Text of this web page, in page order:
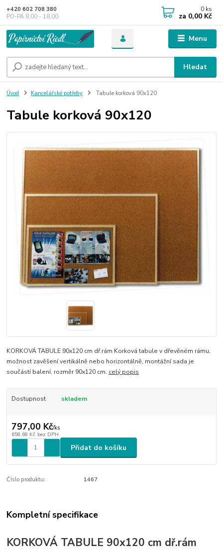
Menu
Hledat
+420 602 708 380
PO-PÁ 8,00 - 18,00
0 ks
za 0,00 Kč
Úvod Kancelářské potřeby Tabule korková 90x120
Tabule korková 90x120
KORKOVÁ TABULE 90x120 cm dř.rám Korková tabule v dřevěném rámu,
možnost zavěšení vertikálně nebo horizontálně, montážní sada je
součástí balení, rozměr 90x120 cm. celý popis
Dostupnost skladem
797,00 Kč/ks
658,68 Kč bez DPH
Přidat do košíku
Číslo produktu: 1467
Kompletní specifikace
KORKOVÁ TABULE 90x120 cm dř.rám